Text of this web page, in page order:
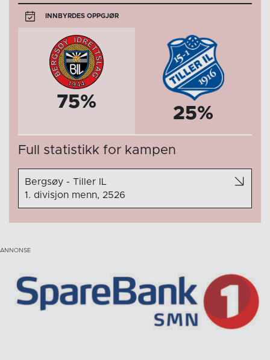
INNBYRDES OPPGJØR
75%
25%
Full statistikk for kampen
Bergsøy - Tiller IL
1. divisjon menn, 2526